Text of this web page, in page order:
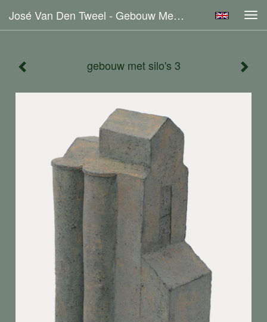
José Van Den Tweel - Gebouw Met Silo's 3
gebouw met silo's 3